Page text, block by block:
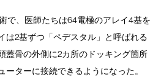
で、医師たちは64電極のアレイ4基を
は2基ずつ「ペデスタル」と呼ばれる
蓋骨の外側に2カ所のドッキング箇所
ーターに接続できるようになった。